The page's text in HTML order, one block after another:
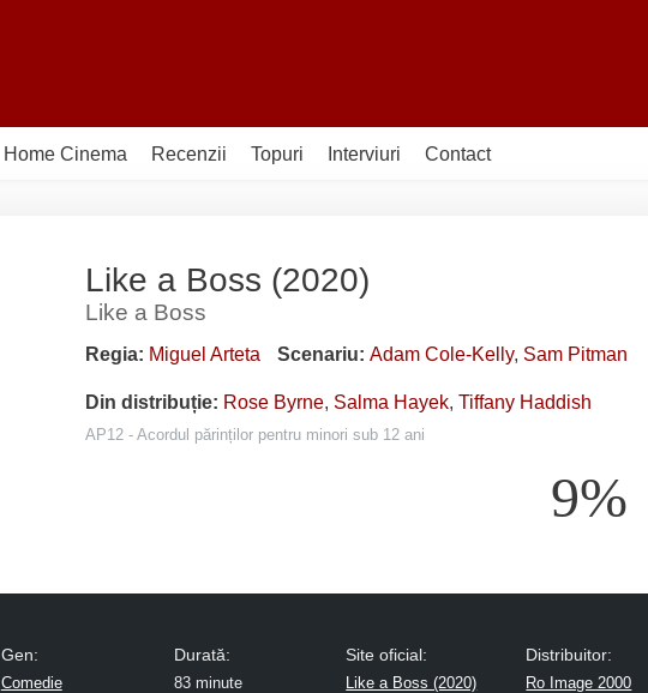
Home Cinema Recenzii Topuri Interviuri Contact
Like a Boss (2020)
Like a Boss
Regia: Miguel Arteta Scenariu: Adam Cole-Kelly, Sam Pitman
Din distribuție: Rose Byrne, Salma Hayek, Tiffany Haddish
AP12 - Acordul părinților pentru minori sub 12 ani
9%
Gen:
Comedie
Durată:
83 minute
Site oficial:
Like a Boss (2020)
Distribuitor:
Ro Image 2000